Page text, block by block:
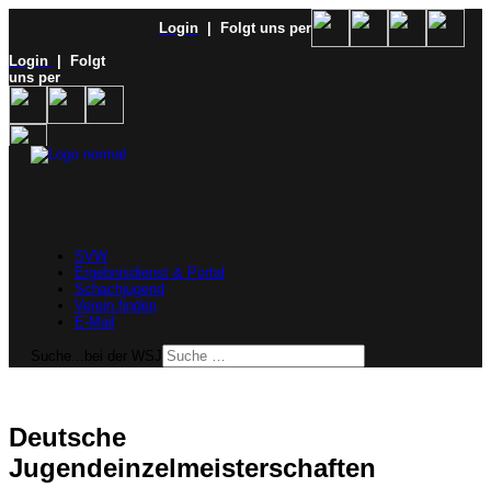
Login
| Folgt uns per
Login
| Folgt
uns per
SVW
Ergebnisdienst & Portal
Schachjugend
Verein finden
E-Mail
Deutsche
Jugendeinzelmeisterschaften